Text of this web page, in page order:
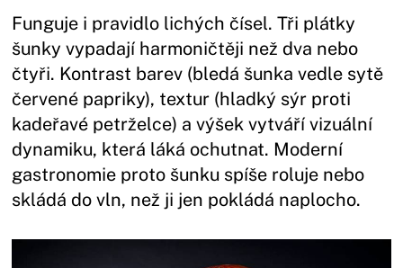
Funguje i pravidlo lichých čísel. Tři plátky
šunky vypadají harmoničtěji než dva nebo
čtyři. Kontrast barev (bledá šunka vedle sytě
červené papriky), textur (hladký sýr proti
kadeřavé petrželce) a výšek vytváří vizuální
dynamiku, která láká ochutnat. Moderní
gastronomie proto šunku spíše roluje nebo
skládá do vln, než ji jen pokládá naplocho.